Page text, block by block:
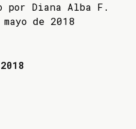
por Diana Alba F.
de 2018